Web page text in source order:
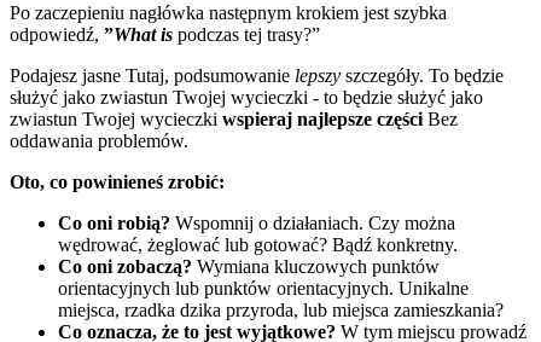
Po zaczepieniu nagłówka następnym krokiem jest szybka
odpowiedź, ”What is podczas tej trasy?”
Podajesz jasne Tutaj, podsumowanie lepszy szczegóły. To będzie
służyć jako zwiastun Twojej wycieczki - to będzie służyć jako
zwiastun Twojej wycieczki wspieraj najlepsze części Bez
oddawania problemów.
Oto, co powinieneś zrobić:
Co oni robią? Wspomnij o działaniach. Czy można
wędrować, żeglować lub gotować? Bądź konkretny.
Co oni zobaczą? Wymiana kluczowych punktów
orientacyjnych lub punktów orientacyjnych. Unikalne
miejsca, rzadka dzika przyroda, lub miejsca zamieszkania?
Co oznacza, że to jest wyjątkowe? W tym miejscu prowadź